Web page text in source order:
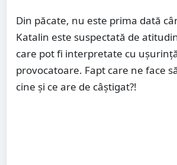
Din păcate, nu este prima dată
Katalin este suspectată de
care pot fi interpretate cu
provocatoare. Fapt care ne face
cine și ce are de câștigat?!